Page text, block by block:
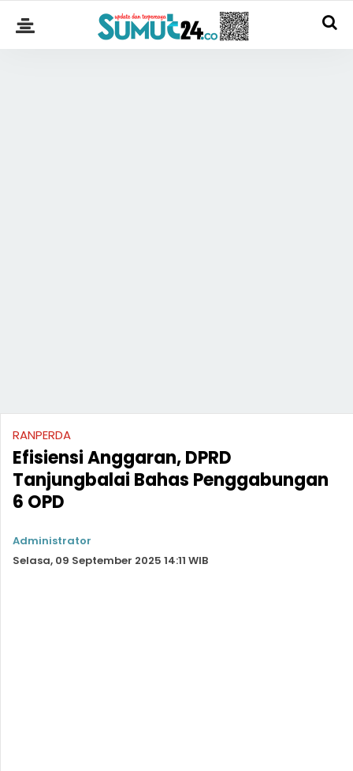
RANPERDA
Efisiensi Anggaran, DPRD
Tanjungbalai Bahas Penggabungan
6 OPD
Administrator
Selasa, 09 September 2025 14:11 WIB